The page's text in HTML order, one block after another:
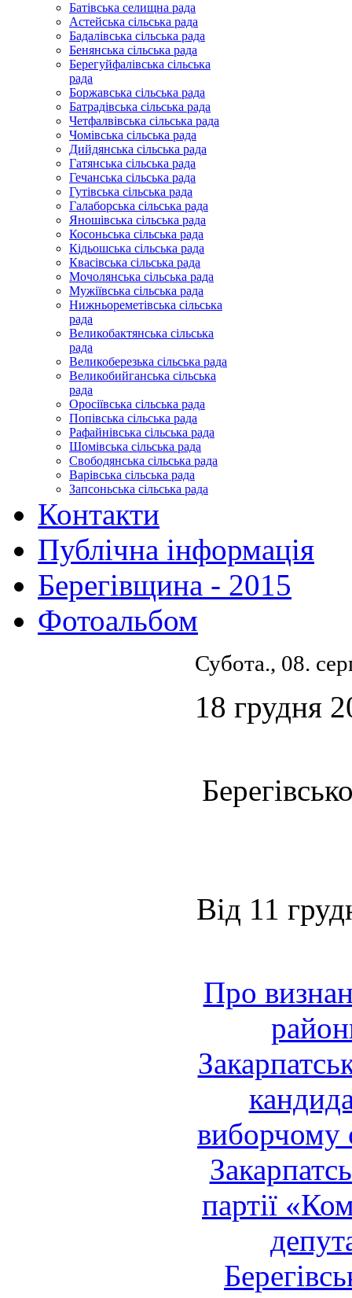
Батівська селищна рада
Астейська сільська рада
Бадалівська сільська рада
Бенянська сільська рада
Берегуйфалівська сільська
рада
Боржавська сільська рада
Батрадівська сільська рада
Четфалвівська сільська рада
Чомівська сільська рада
Дийдянська сільська рада
Гатянська сільська рада
Гечанська сільська рада
Гутівська сільська рада
Галаборська сільська рада
Яношівська сільська рада
Косоньська сільська рада
Кідьошська сільська рада
Квасівська сільська рада
Мочолянська сільська рада
Мужіївська сільська рада
Нижньореметівська сільська
рада
Великобактянська сільська
рада
Великоберезька сільська рада
Великобийганська сільська
рада
Оросіївська сільська рада
Попівська сільська рада
Рафайнівська сільська рада
Шомівська сільська рада
Свободянська сільська рада
Варівська сільська рада
Запсоньська сільська рада
Контакти
Публічна інформація
Берегівщина - 2015
Фотоальбом
Субота., 08.
18 грудня
Від
Про
виборчому
партії